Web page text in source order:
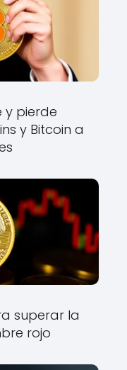
y pierde
y Bitcoin a
superar la
rojo